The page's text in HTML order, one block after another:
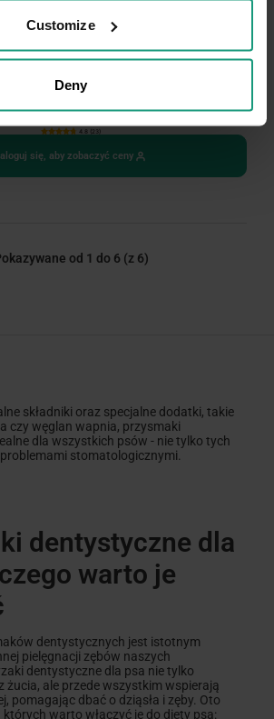
Customize
Deny
4.8 (23)
się, aby zobaczyć ceny
od 1 do 6 (z 6)
składniki oraz specjalne dodatki, takie
czy węglan wapnia, przysmaki
dla wszystkich psów - nie tylko tych
stomatologicznymi.
dentystyczne dla
warto je
dentystycznych jest istotnym
pielęgnacji zębów naszych
dentystyczne dla psa nie tylko
żucia, ale przede wszystkim wspierają
pomagając dbać o dziąsła i zęby. Oto
warto włączyć je do diety psa: